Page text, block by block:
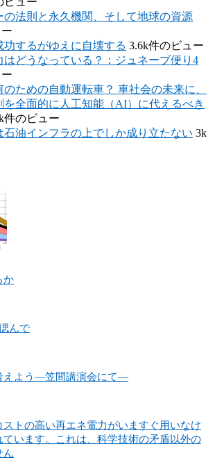
の法則と永久機関、そして地球の資源
功するがゆえに自壊する 3.6k件のビュー
はどうなっている？：ジュネーブ便り4
ための自動運転車？ 車社会の未来に、
を全面的に人工知能（AI）に代えるべき
件のビュー
石油インフラの上でしか成り立たない 3k
か
んで
えよう―笠間講演会にて―
トの高い再エネ電力がいますぐ用いなけ
います。これは、科学技術の矛盾以外の
ん